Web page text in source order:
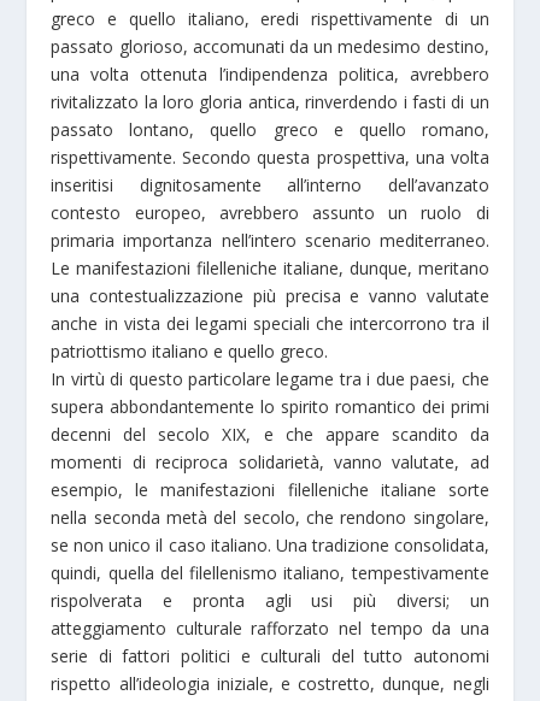
greco e quello italiano, eredi rispettivamente di un
passato glorioso, accomunati da un medesimo destino,
una volta ottenuta l’indipendenza politica, avrebbero
rivitalizzato la loro gloria antica, rinverdendo i fasti di un
passato lontano, quello greco e quello romano,
rispettivamente. Secondo questa prospettiva, una volta
inseritisi dignitosamente all’interno dell’avanzato
contesto europeo, avrebbero assunto un ruolo di
primaria importanza nell’intero scenario mediterraneo.
Le manifestazioni filelleniche italiane, dunque, meritano
una contestualizzazione più precisa e vanno valutate
anche in vista dei legami speciali che intercorrono tra il
patriottismo italiano e quello greco.
In virtù di questo particolare legame tra i due paesi, che
supera abbondantemente lo spirito romantico dei primi
decenni del secolo XIX, e che appare scandito da
momenti di reciproca solidarietà, vanno valutate, ad
esempio, le manifestazioni filelleniche italiane sorte
nella seconda metà del secolo, che rendono singolare,
se non unico il caso italiano. Una tradizione consolidata,
quindi, quella del filellenismo italiano, tempestivamente
rispolverata e pronta agli usi più diversi; un
atteggiamento culturale rafforzato nel tempo da una
serie di fattori politici e culturali del tutto autonomi
rispetto all’ideologia iniziale, e costretto, dunque, negli